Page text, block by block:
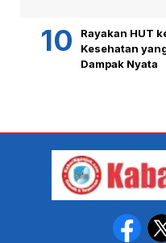
Rayakan HUT
Kesehatan
Dampak Nyata